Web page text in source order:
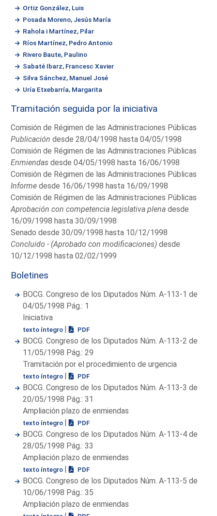
Ortiz González, Luis
Posada Moreno, Jesús María
Rahola i Martínez, Pilar
Ríos Martínez, Pedro Antonio
Rivero Baute, Paulino
Sabaté Ibarz, Francesc Xavier
Silva Sánchez, Manuel José
Uría Etxebarría, Margarita
Tramitación seguida por la iniciativa
Comisión de Régimen de las Administraciones Públicas
Publicación desde 28/04/1998 hasta 04/05/1998
Comisión de Régimen de las Administraciones Públicas
Enmiendas desde 04/05/1998 hasta 16/06/1998
Comisión de Régimen de las Administraciones Públicas
Informe desde 16/06/1998 hasta 16/09/1998
Comisión de Régimen de las Administraciones Públicas
Aprobación con competencia legislativa plena desde
16/09/1998 hasta 30/09/1998
Senado desde 30/09/1998 hasta 10/12/1998
Concluido - (Aprobado con modificaciones) desde
10/12/1998 hasta 02/02/1999
Boletines
BOCG. Congreso de los Diputados Núm. A-113-1 de
04/05/1998 Pág.: 1
Iniciativa
texto íntegro | PDF
BOCG. Congreso de los Diputados Núm. A-113-2 de
11/05/1998 Pág.: 29
Tramitación por el procedimiento de urgencia
texto íntegro | PDF
BOCG. Congreso de los Diputados Núm. A-113-3 de
20/05/1998 Pág.: 31
Ampliación plazo de enmiendas
texto íntegro | PDF
BOCG. Congreso de los Diputados Núm. A-113-4 de
28/05/1998 Pág.: 33
Ampliación plazo de enmiendas
texto íntegro | PDF
BOCG. Congreso de los Diputados Núm. A-113-5 de
10/06/1998 Pág.: 35
Ampliación plazo de enmiendas